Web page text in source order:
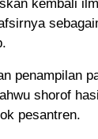
kembali
penampilan
shorof
pesantren.